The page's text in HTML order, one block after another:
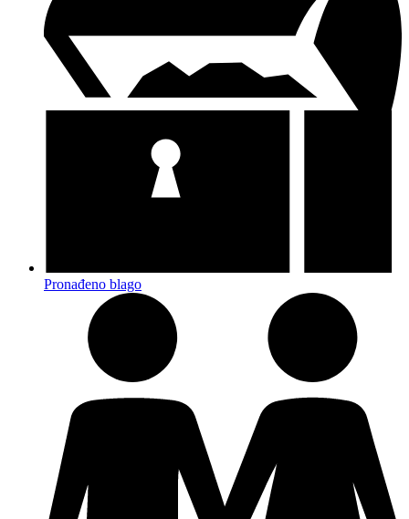
Pronađeno blago